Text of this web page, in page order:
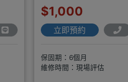
$1,000
立即預約
保固期：6個月
維修時間：現場評估